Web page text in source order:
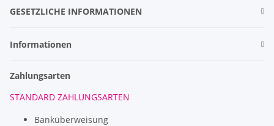
GESETZLICHE INFORMATIONEN
Informationen
Zahlungsarten
STANDARD ZAHLUNGSARTEN
Banküberweisung